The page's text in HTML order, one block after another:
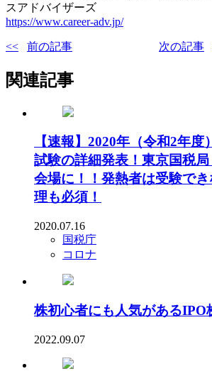
スアドバイザーズ
https://www.career-adv.jp/
前の記事 次の記事
関連記事
【速報】2020年（令和2年度
試験の詳細発表！東京国税
会場に！！発熱者は受験で
理も必須！
2020.07.16
国税庁
コロナ
株初心者にも人気があるIPO
2022.09.07